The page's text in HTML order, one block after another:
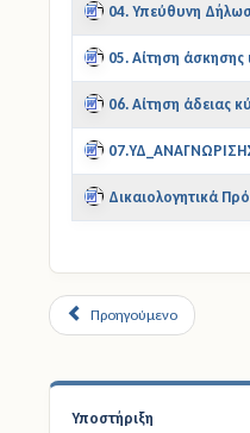
Υποστήριξη
04. Υπεύθυνη
05. Αίτηση
06. Αίτηση άδειας
Δικαιολογητικά
Προηγούμενο